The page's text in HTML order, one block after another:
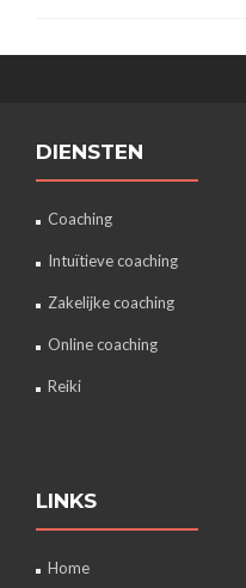
DIENSTEN
Coaching
Intuïtieve coaching
Zakelijke coaching
Online coaching
Reiki
LINKS
Home